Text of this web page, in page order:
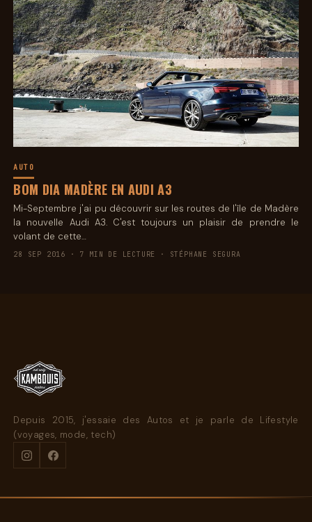
AUTO
BOM DIA MADÈRE EN AUDI A3
Mi-Septembre j'ai pu découvrir sur les routes de l'île de Madère
la nouvelle Audi A3. C'est toujours un plaisir de prendre le
volant de cette…
28 SEP 2016 · 7 MIN DE LECTURE · STÉPHANE SEGURA
Depuis 2015, j'essaie des Autos et je parle de Lifestyle
(voyages, mode, tech)